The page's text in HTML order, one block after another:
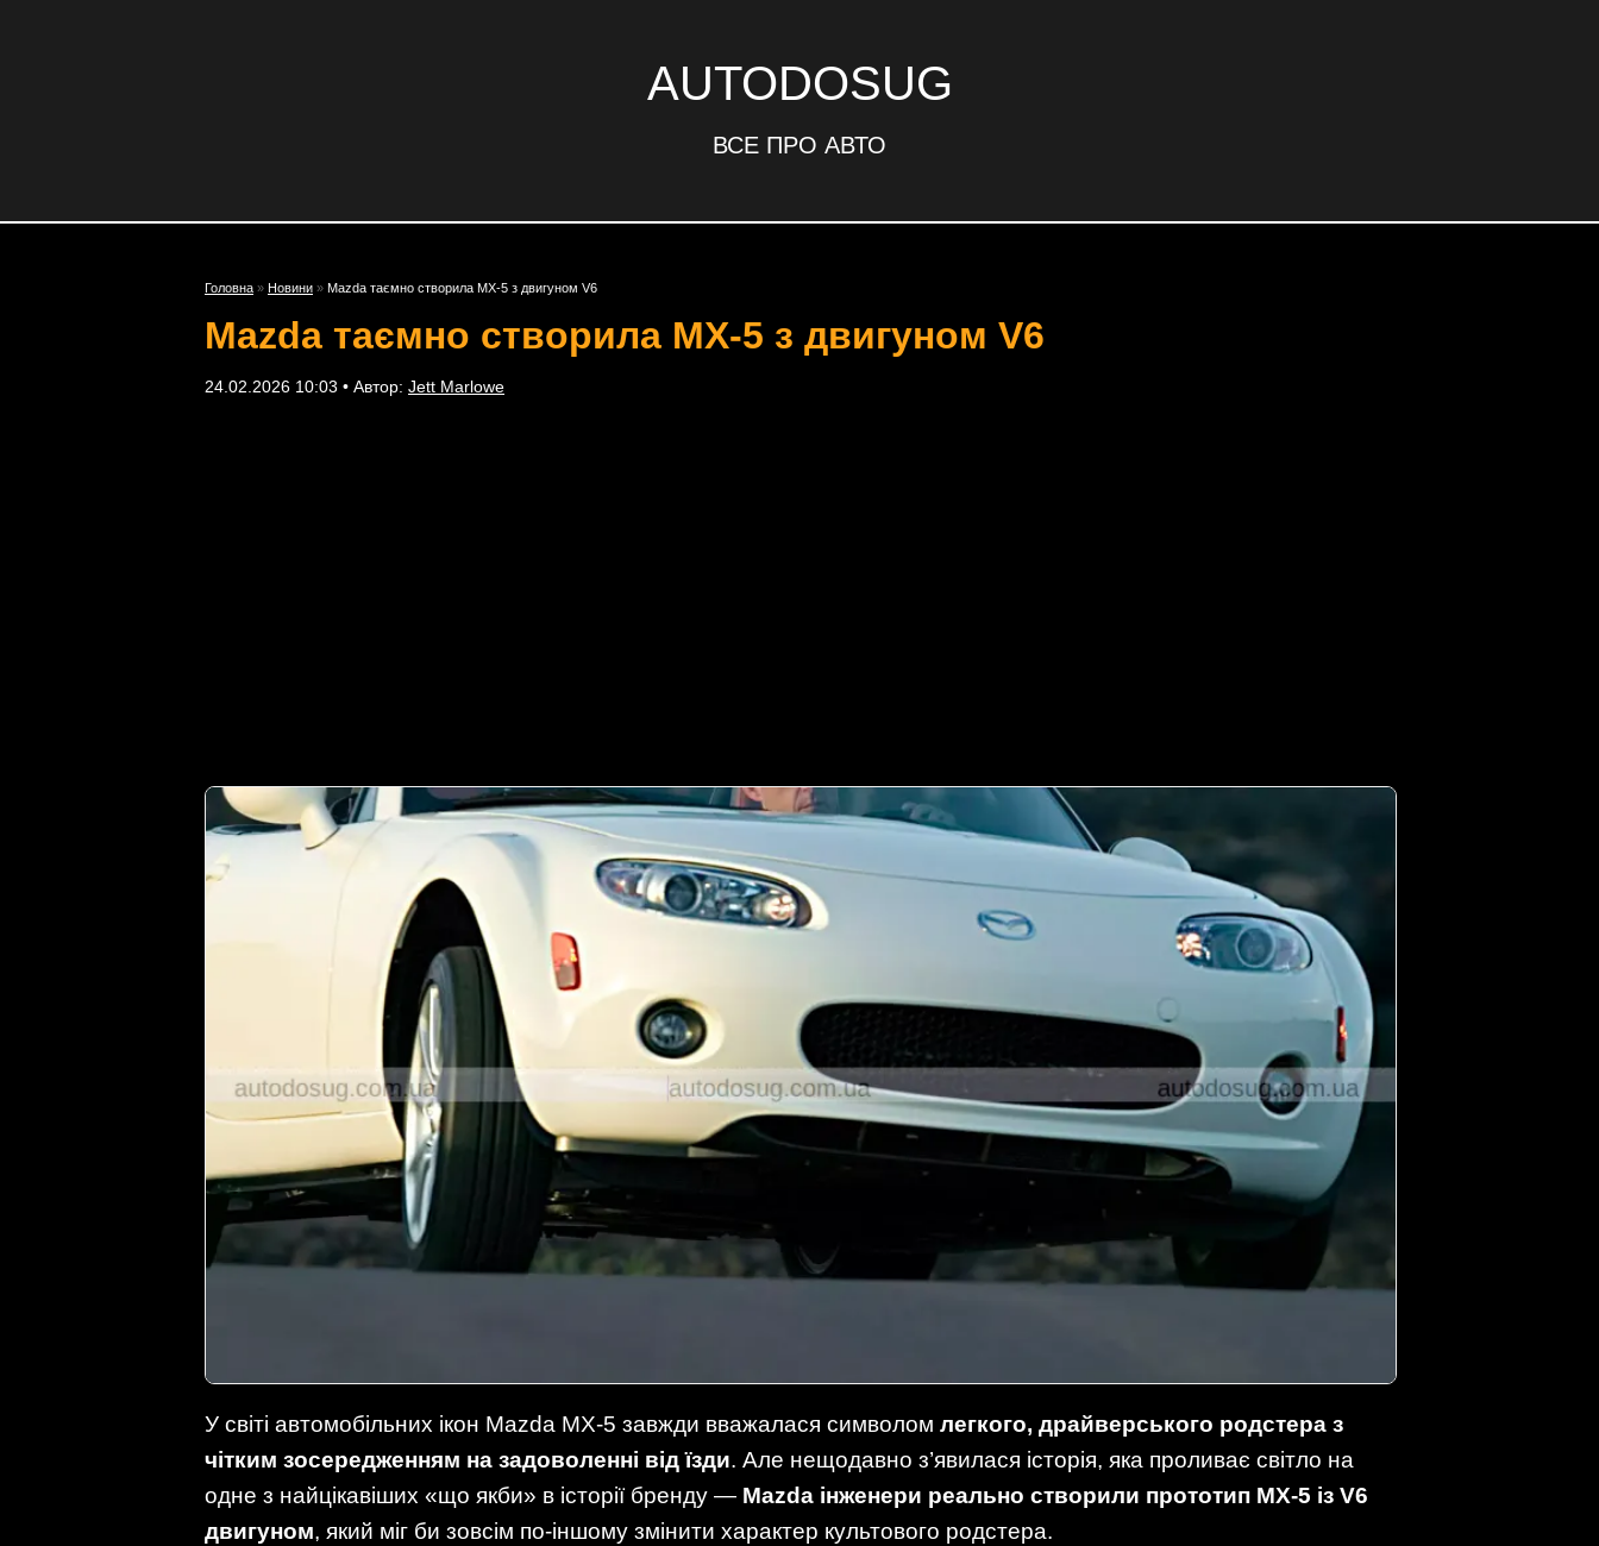
AUTODOSUG
ВСЕ ПРО АВТО
Головна » Новини » Mazda таємно створила MX-5 з двигуном V6
Mazda таємно створила MX-5 з двигуном V6
24.02.2026 10:03 • Автор: Jett Marlowe
У світі автомобільних ікон Mazda MX-5 завжди вважалася символом легкого, драйверського родстера з
чітким зосередженням на задоволенні від їзди. Але нещодавно з’явилася історія, яка проливає світло на
одне з найцікавіших «що якби» в історії бренду — Mazda інженери реально створили прототип MX-5 із V6
двигуном, який міг би зовсім по-іншому змінити характер культового родстера.